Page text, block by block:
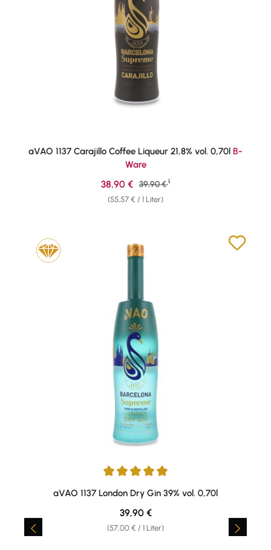
aVAO 1137 Carajillo Coffee Liqueur 21,8% vol. 0,70l B-
Ware
(55,57 € / 1 Liter)
Verkaufspreis:
38,90 € Regulärer Preis:
39,90 € 1
Durchschnittliche Bewertung von 5 von 5 Sternen
aVAO 1137 London Dry Gin 39% vol. 0,70l
(57,00 € / 1 Liter)
Regulärer Preis:
39,90 €